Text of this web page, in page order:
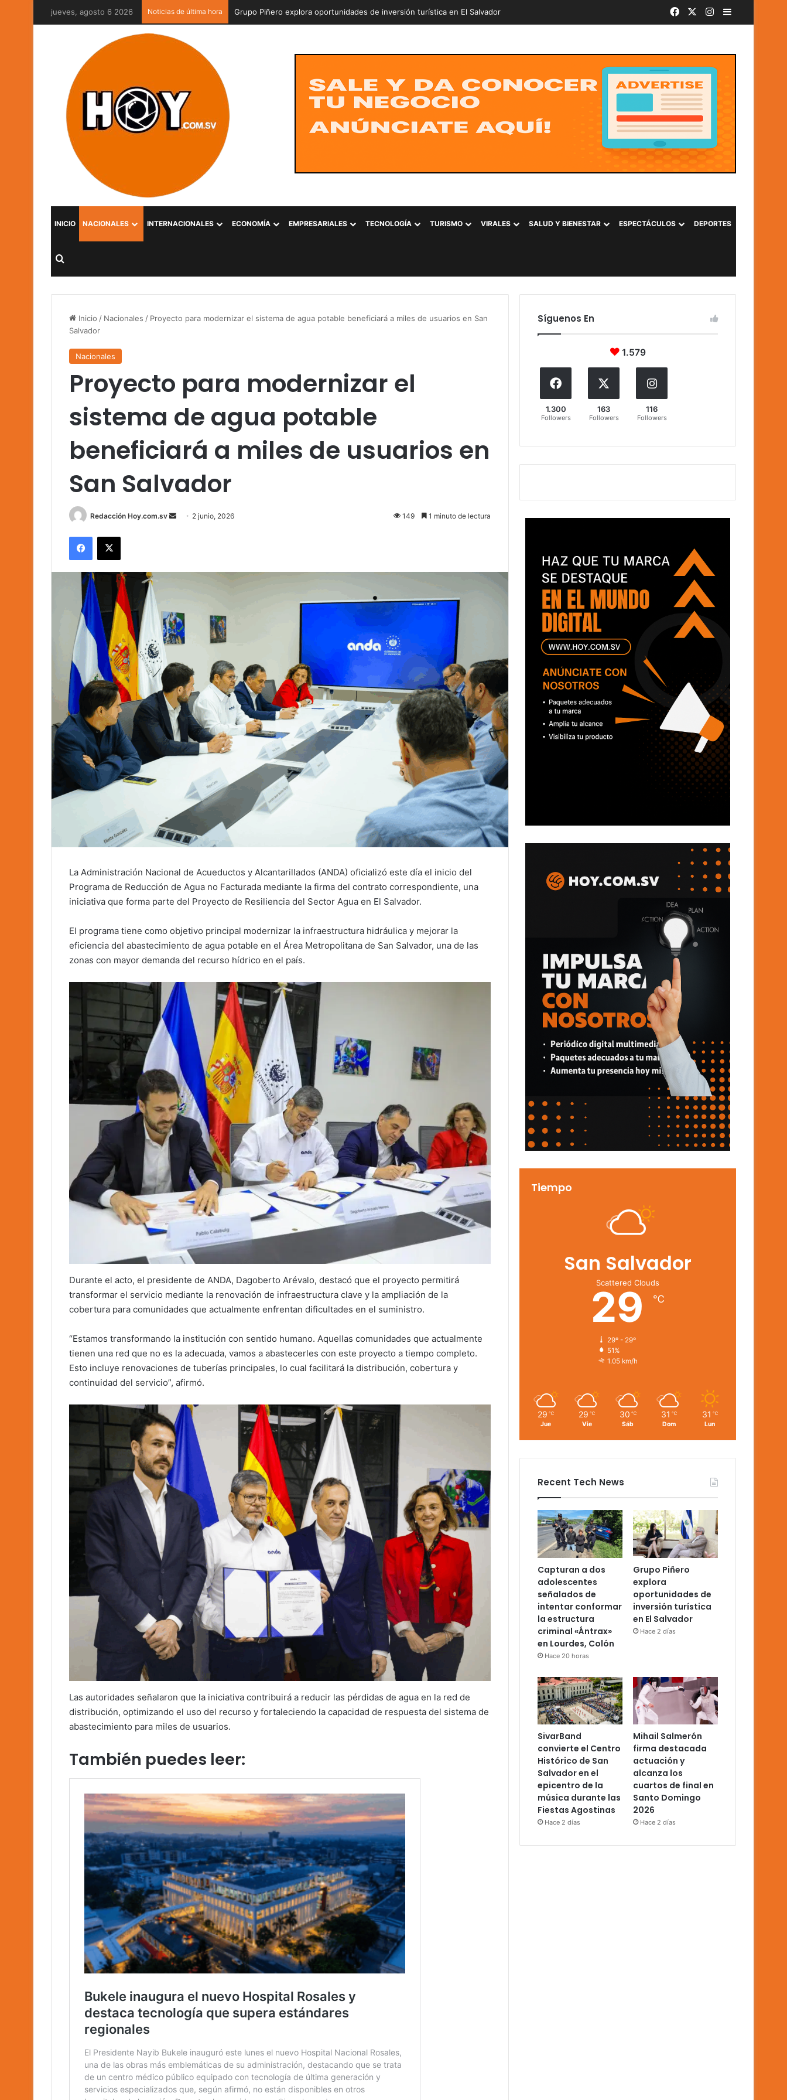
jueves, agosto 6 2026 Noticias de última hora FacebookInstagram
Barra lateral
INICIO NACIONALES INTERNACIONALES ECONOMÍA EMPRESARIALES TECNOLOGÍA TURISMO VIRALES SALUD Y BIENESTAR ESPECTÁCULOS DEPORTES
Buscar por
Inicio / Nacionales / Proyecto para modernizar el sistema de agua potable beneficiará a miles de usuarios en San
Salvador
Nacionales
Proyecto para modernizar el
sistema de agua potable
beneficiará a miles de usuarios en
San Salvador
Redacción Hoy.com.sv
Send 2 junio, 2026 149 1 minuto de lectura
Facebook
X
La Administración Nacional de Acueductos y Alcantarillados (ANDA) oficializó este día el inicio del
Programa de Reducción de Agua no Facturada mediante la firma del contrato correspondiente, una
iniciativa que forma parte del Proyecto de Resiliencia del Sector Agua en El Salvador.
El programa tiene como objetivo principal modernizar la infraestructura hidráulica y mejorar la
eficiencia del abastecimiento de agua potable en el Área Metropolitana de San Salvador, una de las
zonas con mayor demanda del recurso hídrico en el país.
Durante el acto, el presidente de ANDA, Dagoberto Arévalo, destacó que el proyecto permitirá
transformar el servicio mediante la renovación de infraestructura clave y la ampliación de la
cobertura para comunidades que actualmente enfrentan dificultades en el suministro.
“Estamos transformando la institución con sentido humano. Aquellas comunidades que actualmente
tienen una red que no es la adecuada, vamos a abastecerles con este proyecto a tiempo completo.
Esto incluye renovaciones de tuberías principales, lo cual facilitará la distribución, cobertura y
continuidad del servicio”, afirmó.
Las autoridades señalaron que la iniciativa contribuirá a reducir las pérdidas de agua en la red de
distribución, optimizando el uso del recurso y fortaleciendo la capacidad de respuesta del sistema de
abastecimiento para miles de usuarios.
También puedes leer:
Síguenos En
1.579
1.300
Followers
163
Followers
116
Followers
Tiempo
San Salvador
Scattered Clouds
29 ℃
29º - 29º
51%
1.05 km/h
29 ℃
Jue
29 ℃
Vie
30 ℃
Sáb
31 ℃
Dom
31 ℃
Lun
Recent Tech News
Capturan a dos
adolescentes
señalados de
intentar conformar
la estructura
criminal «Ántrax»
en Lourdes, Colón
Hace 20 horas
Grupo Piñero
explora
oportunidades de
inversión turística
en El Salvador
Hace 2 días
SivarBand
convierte el Centro
Histórico de San
Salvador en el
epicentro de la
música durante las
Fiestas Agostinas
Hace 2 días
Mihail Salmerón
firma destacada
actuación y
alcanza los
cuartos de final en
Santo Domingo
2026
Hace 2 días